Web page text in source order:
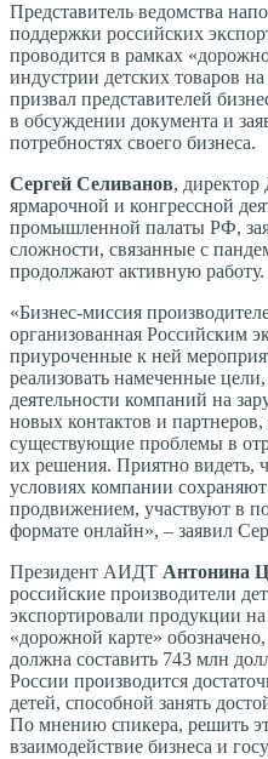
Представитель ведомства
поддержки российских
проводится в рамках
индустрии детских товаров
призвал представителей
в обсуждении документа и
потребностях своего бизнеса.
Сергей Селиванов, директор
ярмарочной и конгрессной
промышленной палаты РФ,
сложности, связанные с
продолжают активную работу.
«Бизнес-миссия
организованная Российским
приуроченные к ней
реализовать намеченные
деятельности компаний на
новых контактов и
существующие проблемы в
их решения. Приятно видеть,
условиях компании
продвижением, участвуют в
формате онлайн», – заявил
Президент АИДТ Антонина
российские производители
экспортировали продукции
«дорожной карте»
должна составить 743 млн
России производится
детей, способной занять
По мнению спикера, решить
взаимодействие бизнеса и